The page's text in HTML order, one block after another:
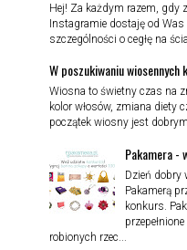
Hej! Za każdym razem, gdy
Instagramie dostaję od
szczególności o cegłę na
W poszukiwaniu wiosennych
Wiosna to świetny czas na
kolor włosów, zmiana diety
początek wiosny jest
Pakamera -
Dzień
Pakamerą
konkurs.
robionych rzec...